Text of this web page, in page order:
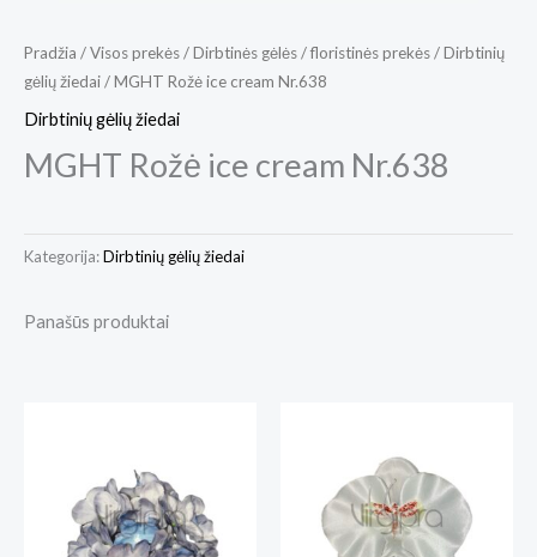
Pradžia /Visos prekės/Dirbtinės gėlės / floristinės prekės/Dirbtinių
gėlių žiedai/ MGHT Rožė ice cream Nr.638
Dirbtinių gėlių žiedai
MGHT Rožė ice cream Nr.638
Kategorija:Dirbtinių gėlių žiedai
Panašūs produktai